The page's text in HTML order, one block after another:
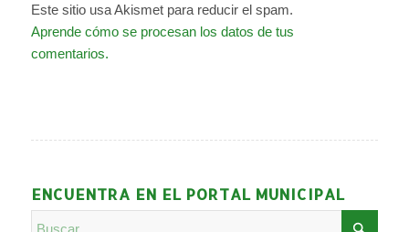
Este sitio usa Akismet para reducir el spam.
Aprende cómo se procesan los datos de tus
comentarios.
ENCUENTRA EN EL PORTAL MUNICIPAL